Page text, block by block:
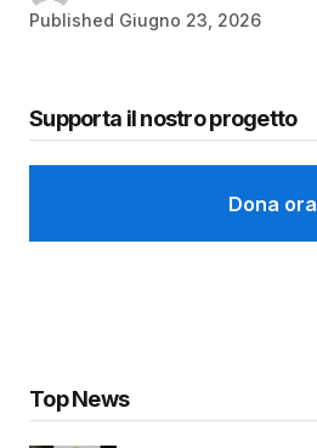
Published Giugno 23, 2026
Supporta il nostro progetto
Dona ora
Top News